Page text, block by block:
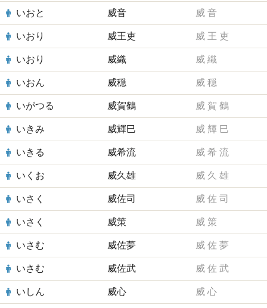
いおと 威音 威 音
いおり 威王吏 威 王 吏
いおり 威織 威 織
いおん 威穏 威 穏
いがつる 威賀鶴 威 賀 鶴
いきみ 威輝巳 威 輝 巳
いきる 威希流 威 希 流
いくお 威久雄 威 久 雄
いさく 威佐司 威 佐 司
いさく 威策 威 策
いさむ 威佐夢 威 佐 夢
いさむ 威佐武 威 佐 武
いしん 威心 威 心